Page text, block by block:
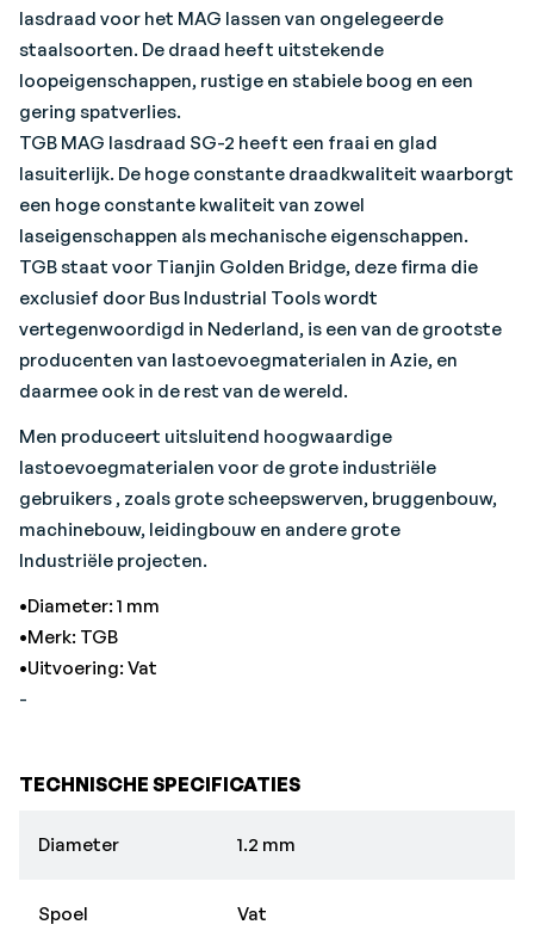
lasdraad voor het MAG lassen van ongelegeerde
staalsoorten. De draad heeft uitstekende
loopeigenschappen, rustige en stabiele boog en een
gering spatverlies.
TGB MAG lasdraad SG-2 heeft een fraai en glad
lasuiterlijk. De hoge constante draadkwaliteit waarborgt
een hoge constante kwaliteit van zowel
laseigenschappen als mechanische eigenschappen.
TGB staat voor Tianjin Golden Bridge, deze firma die
exclusief door Bus Industrial Tools wordt
vertegenwoordigd in Nederland, is een van de grootste
producenten van lastoevoegmaterialen in Azie, en
daarmee ook in de rest van de wereld.
Men produceert uitsluitend hoogwaardige
lastoevoegmaterialen voor de grote industriële
gebruikers , zoals grote scheepswerven, bruggenbouw,
machinebouw, leidingbouw en andere grote
Industriële projecten.
•Diameter: 1 mm
•Merk: TGB
•Uitvoering: Vat
-
TECHNISCHE SPECIFICATIES
Diameter 1.2 mm
Spoel Vat